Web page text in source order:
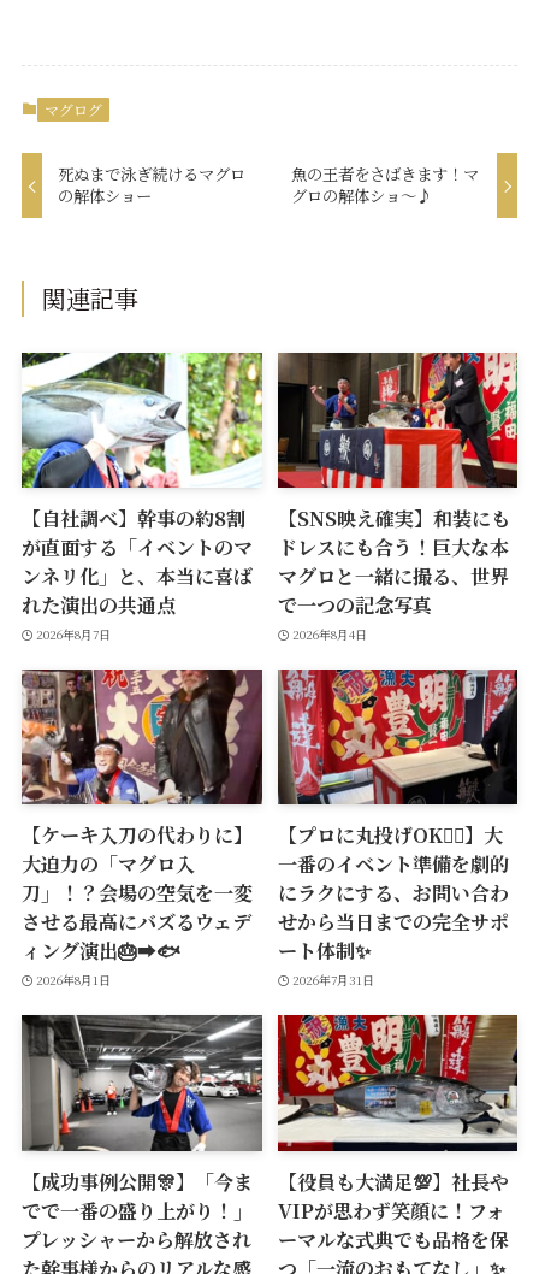
マグログ
死ぬまで泳ぎ続けるマグロ
の解体ショー
魚の王者をさばきます！マ
グロの解体ショ～♪
関連記事
【自社調べ】幹事の約8割
が直面する「イベントのマ
ンネリ化」と、本当に喜ば
れた演出の共通点
2026年8月7日
【SNS映え確実】和装にも
ドレスにも合う！巨大な本
マグロと一緒に撮る、世界
で一つの記念写真
2026年8月4日
【ケーキ入刀の代わりに】
大迫力の「マグロ入
刀」！？会場の空気を一変
させる最高にバズるウェデ
ィング演出🎂➡️🐟
2026年8月1日
【プロに丸投げOK🙆‍♂️】大
一番のイベント準備を劇的
にラクにする、お問い合わ
せから当日までの完全サポ
ート体制✨
2026年7月31日
【成功事例公開🎊】「今ま
でで一番の盛り上がり！」
プレッシャーから解放され
た幹事様からのリアルな感
【役員も大満足💯】社長や
VIPが思わず笑顔に！フォ
ーマルな式典でも品格を保
つ「一流のおもてなし」✨